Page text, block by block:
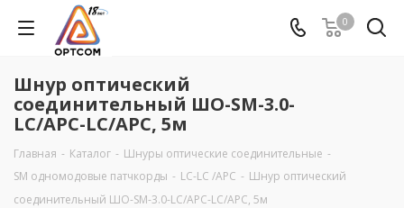
0
Шнур оптический
соединительный ШО-SM-3.0-
LC/APC-LC/АPC, 5м
Главная - Каталог - Шнуры оптические соединительные -
SM одномодовые патчкорды - LC-LC /APC - Шнур оптический
соединительный ШО-SM-3.0-LC/APC-LC/АPC, 5м